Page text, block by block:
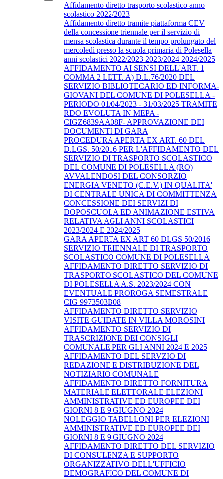
Affidamento diretto trasporto scolastico anno
scolastico 2022/2023
Affidamento diretto tramite piattaforma CEV
della concessione triennale per il servizio di
mensa scolastica durante il tempo prolungato del
mercoledì presso la scuola primaria di Polesella
anni scolastici 2022/2023 2023/2024 2024/2025
AFFIDAMENTO AI SENSI DELL'ART. 1
COMMA 2 LETT. A) D.L.76/2020 DEL
SERVIZIO BIBLIOTECARIO ED INFORMA-
GIOVANI DEL COMUNE DI POLESELLA -
PERIODO 01/04/2023 - 31/03/2025 TRAMITE
RDO EVOLUTA IN MEPA -
CIGZ6839AA08F- APPROVAZIONE DEI
DOCUMENTI DI GARA
PROCEDURA APERTA EX ART. 60 DEL
D.LGS. 50/2016 PER L'AFFIDAMENTO DEL
SERVIZIO DI TRASPORTO SCOLASTICO
DEL COMUNE DI POLESELLA (RO)
AVVALENDOSI DEL CONSORZIO
ENERGIA VENETO (C.E.V.) IN QUALITA'
DI CENTRALE UNICA DI COMMITTENZA
CONCESSIONE DEI SERVIZI DI
DOPOSCUOLA ED ANIMAZIONE ESTIVA
RELATIVA AGLI ANNI SCOLASTICI
2023/2024 E 2024/2025
GARA APERTA EX ART 60 DLGS 50/2016
SERVIZIO TRIENNALE DI TRASPORTO
SCOLASTICO COMUNE DI POLESELLA
AFFIDAMENTO DIRETTO SERVIZIO DI
TRASPORTO SCOLASTICO DEL COMUNE
DI POLESELLA A.S. 2023/2024 CON
EVENTUALE PROROGA SEMESTRALE
CIG 9973503B08
AFFIDAMENTO DIRETTO SERVIZIO
VISITE GUIDATE IN VILLA MOROSINI
AFFIDAMENTO SERVIZIO DI
TRASCRIZIONE DEI CONSIGLI
COMUNALE PER GLI ANNI 2024 E 2025
AFFIDAMENTO DEL SERVZIO DI
REDAZIONE E DISTRIBUZIONE DEL
NOTIZIARIO COMUNALE
AFFIDAMENTO DIRETTO FORNITURA
MATERIALE ELETTORALE ELEZIONI
AMMINISTRATIVE ED EUROPEE DEI
GIORNI 8 E 9 GIUGNO 2024
NOLEGGIO TABELLONI PER ELEZIONI
AMMINISTRATIVE ED EUROPEE DEI
GIORNI 8 E 9 GIUGNO 2024
AFFIDAMENTO DIRETTO DEL SERVIZIO
DI CONSULENZA E SUPPORTO
ORGANIZZATIVO DELL'UFFICIO
DEMOGRAFICO DEL COMUNE DI